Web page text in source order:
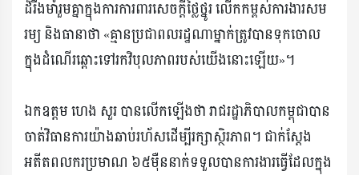
ដ៏រឹងមាំរួមគ្នាក្នុងការការពារសេចក្តីថ្លៃថ្នូរ លើកកម្ពស់ការងារសម
រម្យ និងធានាថា «គ្មានប្រជាពលរដ្ឋណាម្នាក់ត្រូវបានទុកចោល
ក្នុងដំណើរឆ្ពោះទៅរកវិបុលភាពរបស់យើងនោះឡើយ»។
ឯកឧត្ដម ហេង សួរ បានលើកឡើងថា រាជរដ្ឋាភិបាលកម្ពុជាបាន
ចាត់វិធានការយ៉ាងឆាប់រហ័សដើម្បីរក្សាស្ថិរភាព។ ជាក់ស្តែង
អតីតពលករប្រមាណ ៦៥ម៉ឺននាក់ទទួលបានការងារធ្វើដែលក្នុង